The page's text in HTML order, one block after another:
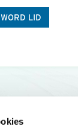
WORD LID